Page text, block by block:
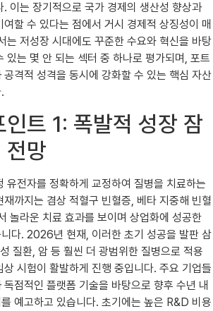
. 이는 장기적으로 국가 경제의 생산성 향상과
할 수 있다는 점에서 거시 경제적 상징성이 매
는 저성장 시대에도 꾸준한 수요와 혁신을 바탕
있는 몇 안 되는 섹터 중 하나로 평가되며, 포트
격적 성격을 동시에 강화할 수 있는 핵심 자산
트 1: 폭발적 성장 잠
전망
유전자를 정확하게 교정하여 질병을 치료하는
까지는 겸상 적혈구 빈혈증, 베타 지중해 빈혈
놀라운 치료 효과를 보이며 상업화에 성공한
다. 2026년 현재, 이러한 초기 성공을 발판 삼
질환, 암 등 훨씬 더 광범위한 질병으로 적용
시험이 활발하게 진행 중입니다. 주요 기업들
점적인 플랫폼 기술을 바탕으로 향후 수년 내
예고하고 있습니다. 초기에는 높은 R&D 비용